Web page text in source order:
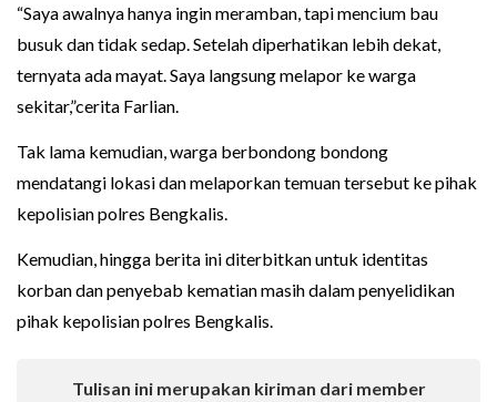
“Saya awalnya hanya ingin meramban, tapi mencium bau
busuk dan tidak sedap. Setelah diperhatikan lebih dekat,
ternyata ada mayat. Saya langsung melapor ke warga
sekitar,”cerita Farlian.
Tak lama kemudian, warga berbondong bondong
mendatangi lokasi dan melaporkan temuan tersebut ke pihak
kepolisian polres Bengkalis.
Kemudian, hingga berita ini diterbitkan untuk identitas
korban dan penyebab kematian masih dalam penyelidikan
pihak kepolisian polres Bengkalis.
Tulisan ini merupakan kiriman dari member